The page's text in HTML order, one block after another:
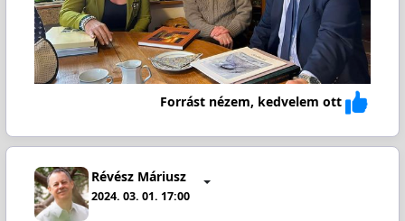
Forrást nézem, kedvelem ott
Révész Máriusz
2024. 03. 01. 17:00